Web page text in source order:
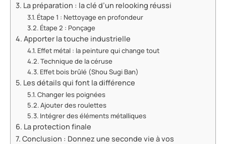
La préparation : la clé d’un relooking réussi
Étape 1 : Nettoyage en profondeur
Étape 2 : Ponçage
Apporter la touche industrielle
Effet métal : la peinture qui change tout
Technique de la céruse
Effet bois brûlé (Shou Sugi Ban)
Les détails qui font la différence
Changer les poignées
Ajouter des roulettes
Intégrer des éléments métalliques
La protection finale
Conclusion : Donnez une seconde vie à vos